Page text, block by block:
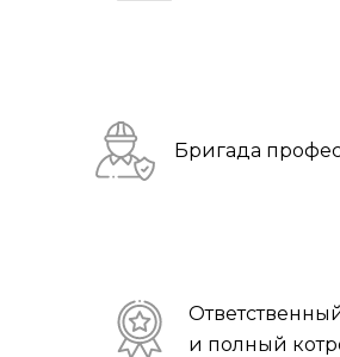
Бригада
и полный